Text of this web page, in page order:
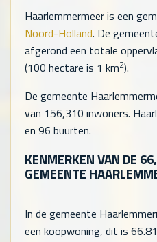
Haarlemmermeer is een
Noord-Holland. De
afgerond een totale
(100 hectare is 1 km2).
De gemeente
van 156,310 inwoners.
en 96 buurten.
KENMERKEN VAN DE
GEMEENTE
In de gemeente
een koopwoning, dit is